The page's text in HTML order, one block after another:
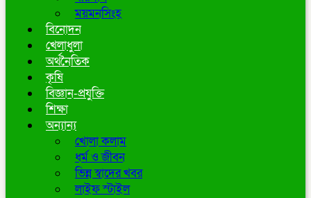
ময়মনসিংহ
বিনোদন
খেলাধুলা
অর্থনৈতিক
কৃষি
বিজ্ঞান-প্রযুক্তি
শিক্ষা
অন্যান্য
খোলা কলাম
ধর্ম ও জীবন
ভিন্ন স্বাদের খবর
লাইফ স্টাইল